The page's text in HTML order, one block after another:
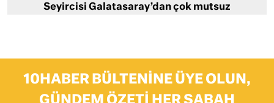
Seyircisi Galatasaray’dan çok mutsuz
10HABER BÜLTENINE ÜYE OLUN,
GÜNDEM ÖZETI HER SABAH